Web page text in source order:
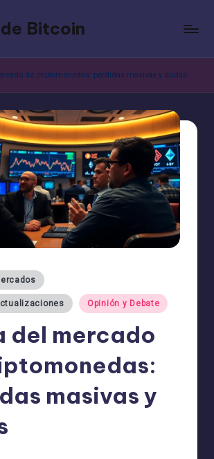
Bitcoin
de criptomonedas: pérdidas masivas y dudas
Opinión y Debate
del mercado
masivas y